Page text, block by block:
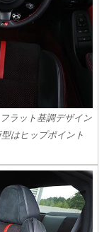
ラット基調デザイン
はヒップポイント